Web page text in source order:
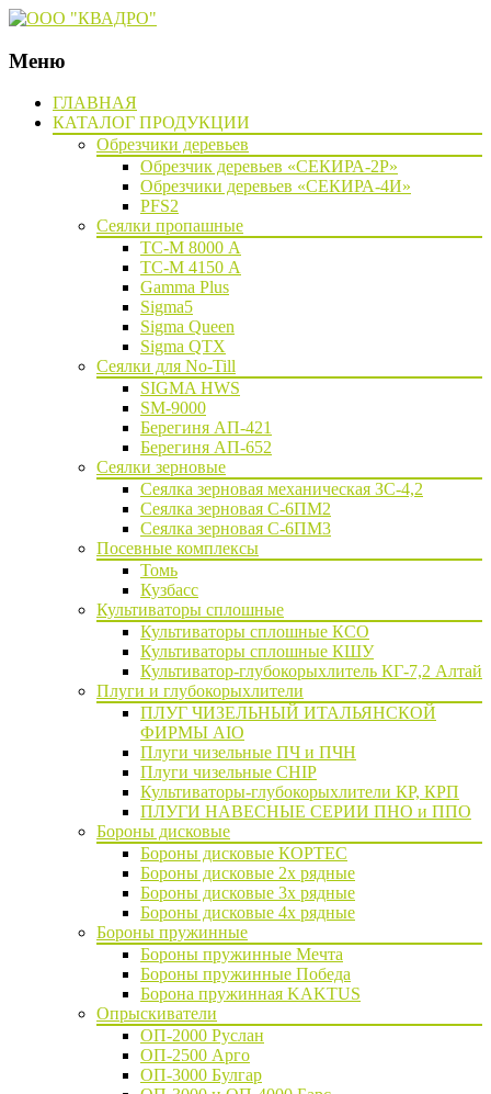
Меню
НаверхГЛАВНАЯ
КАТАЛОГ ПРОДУКЦИИ
Обрезчики деревьев
Обрезчик деревьев «СЕКИРА-2Р»
Обрезчики деревьев «СЕКИРА-4И»
PFS2
Сеялки пропашные
ТС-М 8000 А
ТС-М 4150 А
Gamma Plus
Sigma5
Sigma Queen
Sigma QTX
Сеялки для No-Till
SIGMA HWS
SM-9000
Берегиня АП-421
Берегиня АП-652
Сеялки зерновые
Сеялка зерновая механическая ЗС-4,2
Сеялка зерновая C-6ПМ2
Сеялка зерновая С-6ПМ3
Посевные комплексы
Томь
Кузбасс
Культиваторы сплошные
Культиваторы сплошные КСО
Культиваторы сплошные КШУ
Культиватор-глубокорыхлитель КГ-7,2 Алтай
Плуги и глубокорыхлители
ПЛУГ ЧИЗЕЛЬНЫЙ ИТАЛЬЯНСКОЙ
ФИРМЫ AIO
Плуги чизельные ПЧ и ПЧН
Плуги чизельные CHIP
Культиваторы-глубокорыхлители КР, КРП
ПЛУГИ НАВЕСНЫЕ СЕРИИ ПНО и ППО
Бороны дисковые
Бороны дисковые КОРТЕС
Бороны дисковые 2х рядные
Бороны дисковые 3х рядные
Бороны дисковые 4х рядные
Бороны пружинные
Бороны пружинные Мечта
Бороны пружинные Победа
Борона пружинная KAKTUS
Опрыскиватели
ОП-2000 Руслан
ОП-2500 Арго
ОП-3000 Булгар